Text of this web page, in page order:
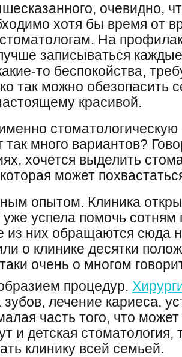
очевидно,
хотя бы время от
На
записываться
то беспокойства,
так можно обезопасить
красивой.
стоматологическую
так много вариантов?
хочется выделить
может
опытом. Клиника
уже успела помочь сотням
из них обращаются сюда
о клинике десятки
очень о многом
процедур.
зубов, лечение кариеса,
часть того, что
и детская стоматология,
клинику всей семьей.